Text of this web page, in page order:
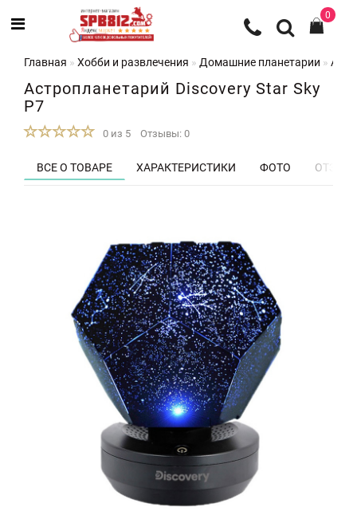
0
Главная Хобби и развлечения Домашние планетарии
Астропланетарий Discovery Star Sky
P7
0 из 5 Отзывы: 0
ВСЕ О ТОВАРЕ ХАРАКТЕРИСТИКИ ФОТО